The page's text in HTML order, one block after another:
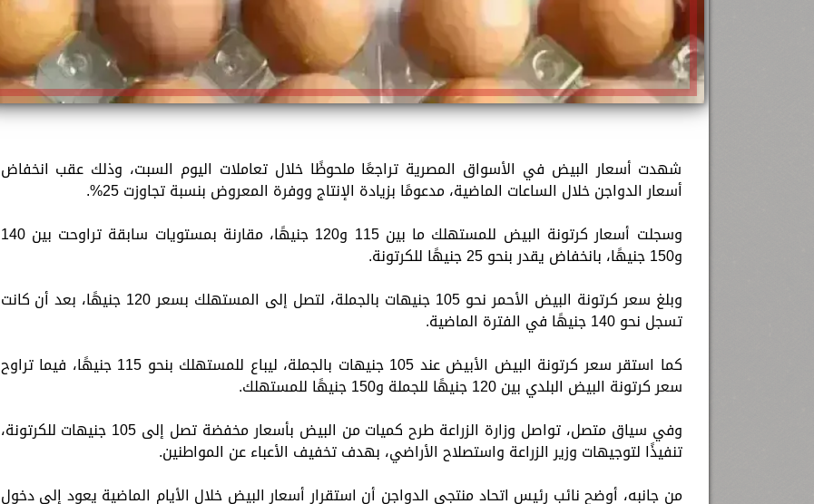
شهدت أسعار البيض في الأسواق المصرية تراجعًا ملحوظًا خلال تعاملات اليوم السبت، وذلك عقب انخفاض
أسعار الدواجن خلال الساعات الماضية، مدعومًا بزيادة الإنتاج ووفرة المعروض بنسبة تجاوزت 25%.
وسجلت أسعار كرتونة البيض للمستهلك ما بين 115 و120 جنيهًا، مقارنة بمستويات سابقة تراوحت بين 140
و150 جنيهًا، بانخفاض يقدر بنحو 25 جنيهًا للكرتونة.
وبلغ سعر كرتونة البيض الأحمر نحو 105 جنيهات بالجملة، لتصل إلى المستهلك بسعر 120 جنيهًا، بعد أن كانت
تسجل نحو 140 جنيهًا في الفترة الماضية.
كما استقر سعر كرتونة البيض الأبيض عند 105 جنيهات بالجملة، ليباع للمستهلك بنحو 115 جنيهًا، فيما تراوح
سعر كرتونة البيض البلدي بين 120 جنيهًا للجملة و150 جنيهًا للمستهلك.
وفي سياق متصل، تواصل وزارة الزراعة طرح كميات من البيض بأسعار مخفضة تصل إلى 105 جنيهات للكرتونة،
تنفيذًا لتوجيهات وزير الزراعة واستصلاح الأراضي، بهدف تخفيف الأعباء عن المواطنين.
من جانبه، أوضح نائب رئيس اتحاد منتجي الدواجن أن استقرار أسعار البيض خلال الأيام الماضية يعود إلى دخول